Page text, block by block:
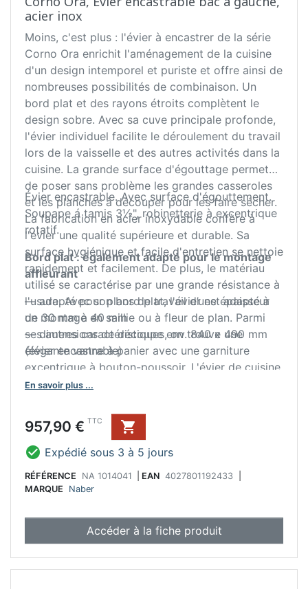
acier inox
Moins, c'est plus : l'évier à encastrer de la série
Corno Ora enrichit l'aménagement de la cuisine
d'un design intemporel et puriste et offre ainsi de
nombreuses possibilités de combinaison. Un
bord plat et des rayons étroits complètent le
design sobre. Avec sa cuve principale profonde,
l'évier individuel facilite le déroulement du travail
lors de la vaisselle et des autres activités dans la
cuisine. La grande surface d'égouttage permet
de poser sans problème les grandes casseroles
et les planches à découper pour les faire sécher.
La fabrication en acier inoxydable confère à
l'évier une qualité supérieure et durable. Sa
surface hygiénique et facile d'entretien se nettoie
rapidement et facilement. De plus, le matériau
utilisé se caractérise par une grande résistance à
l'usure. Avec son bord plat, l'évier est adapté à
un montage en saillie ou à fleur de plan. Parmi
ses autres caractéristiques, on trouve une
élégante vanne à panier avec une garniture
excentrique à bouton-poussoir. L'évier de cuisine
peut être commandé en option avec une
la robinetterie, il est équipé d'un banc de
robinetterie renforcé.
Évier encastrable. Avec surface d'égouttement.
Soupape á tamis 3½", robinetterie à excentrique
rotatif.
Bord plat : également adapté pour le montage
affleurant
— adapté pour plans de travail d’une épaisseur
de 30 mm à 40 mm
— dimensions de découpe env. 840 x 490 mm
(évier encastrable)
En savoir plus ...
Prix
957,90 € TTC

 Expédié sous 3 à 5 jours
RÉFÉRENCE NA 1014041 EAN 4027801192433
MARQUE
Naber
Accéder à la fiche produit